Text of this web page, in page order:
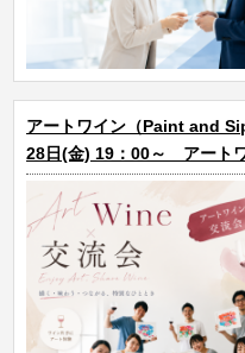
アートワイン（Paint and
28日(金) 19：00～ アート